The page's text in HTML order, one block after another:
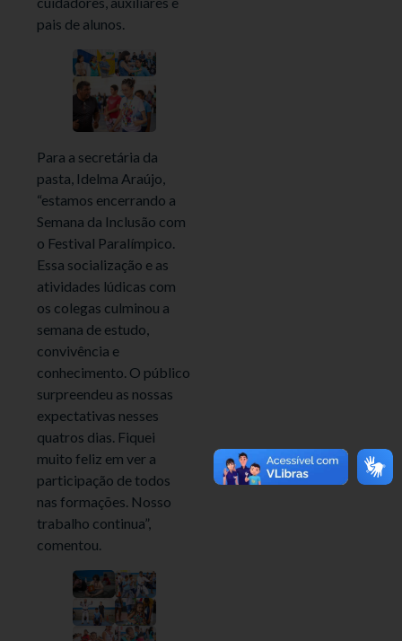
pais de alunos.
Para a secretária da
pasta, Idelma Araújo,
“estamos encerrando a
Semana da Inclusão com
o Festival Paralímpico.
Essa socialização e as
atividades lúdicas com
os colegas culminou a
semana de estudo,
convivência e
conhecimento. O público
surpreendeu as nossas
expectativas nesses
quatros dias. Fiquei
muito feliz em ver a
participação de todos
nas formações. Nosso
trabalho continua”,
comentou.